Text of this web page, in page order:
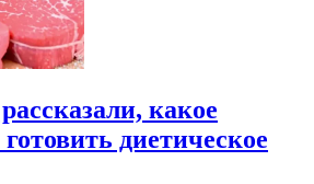
какое
диетическое